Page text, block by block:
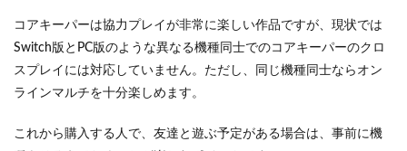
コアキーパーは協力プレイが非常に楽しい作品ですが、現状では
Switch版とPC版のような異なる機種同士でのコアキーパーのクロ
スプレイには対応していません。ただし、同じ機種同士ならオン
ラインマルチを十分楽しめます。
これから購入する人で、友達と遊ぶ予定がある場合は、事前に機